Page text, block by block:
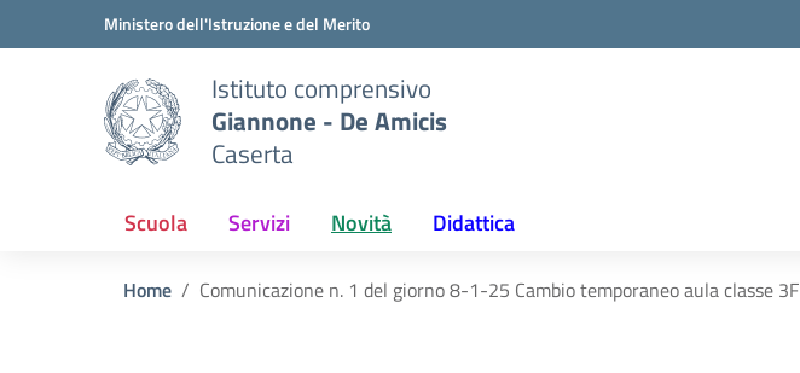
Vai ai contenuti
Vai al menu di navigazioneMinistero dell'Istruzione e del Merito
Istituto comprensivo
Giannone - De Amicis
Caserta
Scuola Servizi Novità Didattica
Home Comunicazione n. 1 del giorno 8-1-25 Cambio temporaneo aula classe 3F